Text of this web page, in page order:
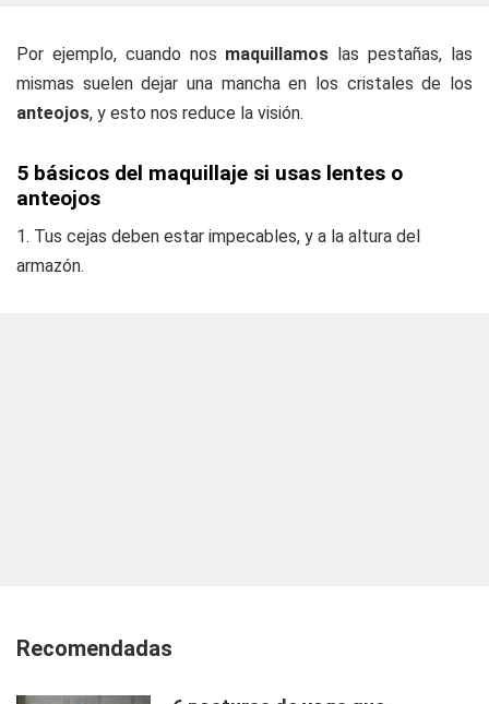
Por ejemplo, cuando nos maquillamos las pestañas, las
mismas suelen dejar una mancha en los cristales de los
anteojos, y esto nos reduce la visión.
5 básicos del maquillaje si usas lentes o
anteojos
1. Tus cejas deben estar impecables, y a la altura del
armazón.
Recomendadas